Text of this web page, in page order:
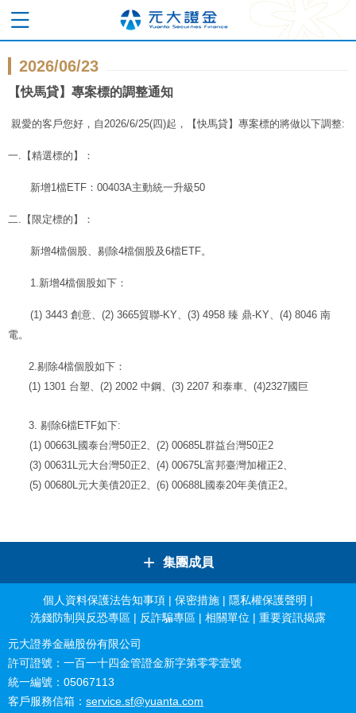
2026/06/23
【快馬貸】專案標的調整通知
親愛的客戶您好，自2026/6/25(四)起，【快馬貸】專案標的將做以下調整:
一. 【精選標的】：
新增1檔ETF ： 00403A主動統一升級50
二. 【限定標的】：
新增4檔個股、剔除4檔個股及6檔ETF。
1.新增4檔個股如下：
(1) 3443 創意、 (2) 3665貿聯-KY、 (3) 4958 臻 鼎-KY、 (4) 8046 南
電。
2.剔除4檔個股如下：
(1) 1301 台塑、(2) 2002中鋼、(3) 2207和泰車、(4)2327國巨
3.剔除6檔ETF如下:
(1) 00663L國泰台灣50正2、(2) 00685L群益台灣50正2
(3) 00631L元大台灣50正2、(4) 00675L富邦臺灣加權正2、
(5) 00680L元大美債20正2、(6) 00688L國泰20年美債正2。
+ 集團成員
個人資料保護法告知事項 | 保密措施 | 隱私權保護聲明 |
洗錢防制與反恐專區 | 反詐騙專區 | 相關單位 | 重要資訊揭露
元大證券金融股份有限公司
許可證號：一百一十四金管證金新字第零零壹號
統一編號：05067113
客戶服務信箱： service.sf@yuanta.com